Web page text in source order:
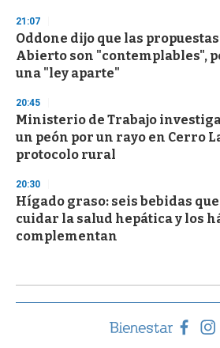
21:07
Oddone dijo que las
Abierto son "contemplables",
una "ley aparte"
20:45
Ministerio de Trabajo
un peón por un rayo en Cerro
protocolo rural
20:30
Hígado graso: seis bebidas
cuidar la salud hepática y los
complementan